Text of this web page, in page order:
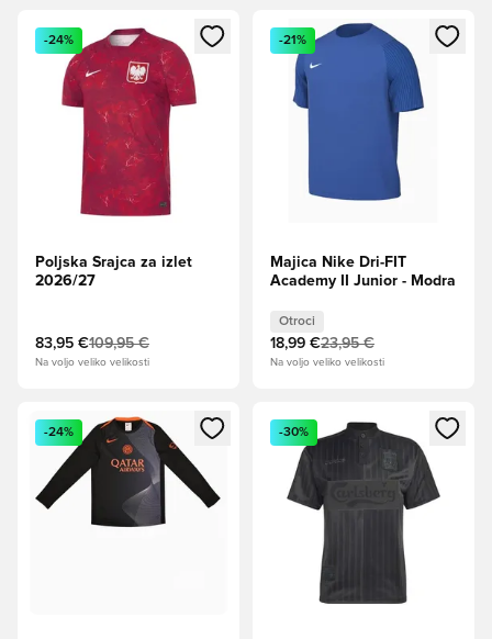
Odpre Modal za prijavo ali vpis kot član
-24%
Poljska Srajca za izlet
2026/27
83,95 €109,95 €
Na voljo veliko velikosti
Odpre Modal za prijavo ali
-21%
Majica Nike Dri-FIT
Academy II Junior - Modra
Otroci
18,99 €23,95 €
Na voljo veliko velikosti
Odpre Modal za prijavo ali vpis kot član
-24%
Odpre Modal za prijavo ali
-30%